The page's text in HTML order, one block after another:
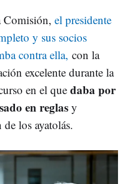
Comisión, el presidente
y sus socios
contra ella, con la
excelente durante la
en el que daba por
en reglas y
los ayatolás.